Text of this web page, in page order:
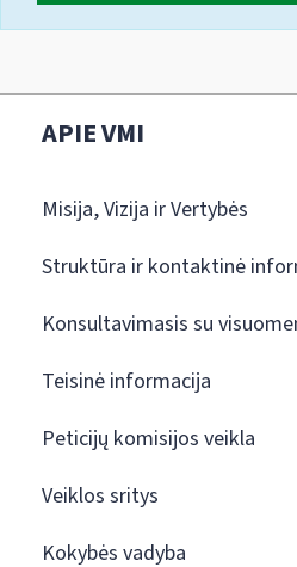
APIE VMI
Misija, Vizija ir Vertybės
Struktūra ir kontaktinė
Konsultavimasis su
Teisinė informacija
Peticijų komisijos veikla
Veiklos sritys
Kokybės vadyba